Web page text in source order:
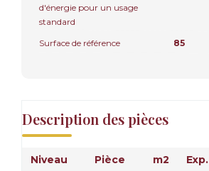
d'énergie pour un usage
standard
Surface de référence 85
Description des pièces
Niveau Pièce m2 Exp.